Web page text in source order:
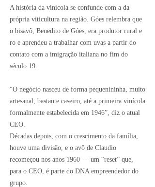
A história da vinícola se confunde com a da
própria viticultura na região. Góes relembra que
o bisavô, Benedito de Góes, era produtor rural e
ro e aprendeu a trabalhar com uvas a partir do
contato com a imigração italiana no fim do
século 19.
“O negócio nasceu de forma pequenininha, muito
artesanal, bastante caseiro, até a primeira vinícola
formalmente estabelecida em 1946”, diz o atual
CEO.
Décadas depois, com o crescimento da família,
houve uma divisão, e o avô de Claudio
recomeçou nos anos 1960 — um “reset” que,
para o CEO, é parte do DNA empreendedor do
grupo.